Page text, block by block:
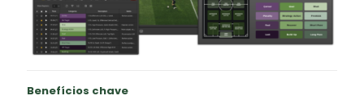
Benefícios chave